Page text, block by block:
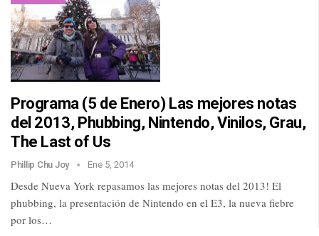
Programa (5 de Enero) Las mejores notas
del 2013, Phubbing, Nintendo, Vinilos, Grau,
The Last of Us
Phillip Chu Joy Ene 5, 2014
Desde Nueva York repasamos las mejores notas del 2013! El
phubbing, la presentación de Nintendo en el E3, la nueva fiebre
por los…